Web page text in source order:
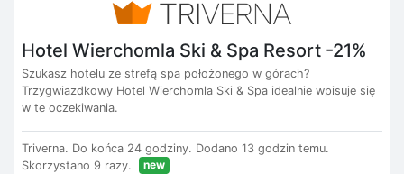
Hotel Wierchomla Ski & Spa Resort -21%
Szukasz hotelu ze strefą spa położonego w górach?
Trzygwiazdkowy Hotel Wierchomla Ski & Spa idealnie wpisuje się
w te oczekiwania.
Triverna. Do końca 24 godziny. Dodano 13 godzin temu.
Skorzystano 9 razy.
new